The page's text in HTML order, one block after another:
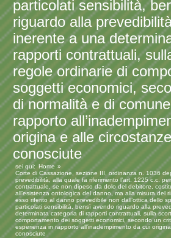
particolati sensibilità,
riguardo alla
inerente a una
rapporti contrattuali,
regole ordinarie di
soggetti economici,
di normalità e di
rapporto
origina e alle
conosciute
sei qui:
Home
Corte di Cassazione, sezione III, ordinanza n. 1036
prevedibilità, alla quale fa riferimento l’art. 1225 c.c.
contrattuale, se non dipeso da dolo del debitore,
all’esistenza ontologica del danno, ma alla misura del
esso riferito al danno prevedibile non dall’ottica dello
particolati sensibilità, bensì avendo riguardo alla
determinata categoria di rapporti contrattuali, sulla
comportamento dei soggetti economici, secondo un
esperienza in rapporto all’inadempimento da cui
conosciute